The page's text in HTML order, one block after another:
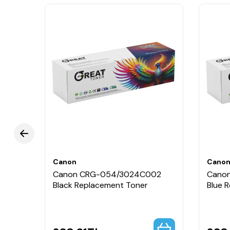
Canon
Canon CRG-054/3024C002
Black Replacement Toner
Canon
Blue